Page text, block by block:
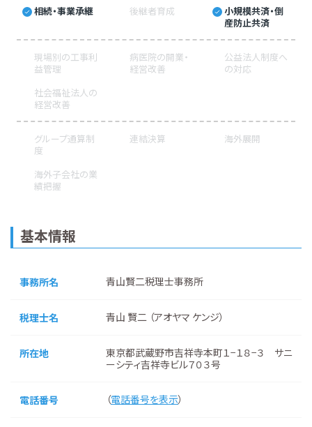
相続・事業承継 後継者育成
小規模共済・倒
産防止共済
現場別の工事利
益管理
病医院の開業・
経営改善
公益法人制度へ
の対応
社会福祉法人の
経営改善
グループ通算制
度
連結決算 海外展開
海外子会社の業
績把握
基本情報
事務所名 青山賢二税理士事務所
税理士名 青山 賢二 （アオヤマ ケンジ）
所在地
東京都武蔵野市吉祥寺本町１−１８−３ サニ
ーシティ吉祥寺ビル７０３号
電話番号 （電話番号を表示）